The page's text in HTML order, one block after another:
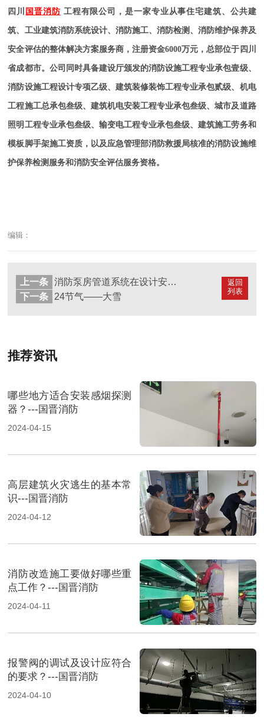
四川 国晋消防 工程有限公司，是一家专业从事住宅建筑、公共建
筑、工业建筑消防系统设计、消防施工、消防检测、消防维护保养及
安全评估的整体解决方案服务商，注册资金6000万元，总部位于四川
省成都市。公司同时具备建设厅颁发的消防设施工程专业承包壹级、
消防设施工程设计专项乙级、建筑装修装饰工程专业承包贰级、机电
工程施工总承包叁级、建筑机电安装工程专业承包叁级、城市及道路
照明工程专业承包叁级、输变电工程专业承包叁级、建筑施工劳务和
模板脚手架施工资质，以及应急管理部消防救援局核准的消防设施维
护保养检测服务和消防安全评估服务资格。
编辑：
返回
列表
上一条
消防泵房管道系统在设计安装的要求规范？---国晋消防
下一条
24节气——大雪
推荐资讯
哪些地方适合安装感烟探测
器？---国晋消防
2024-04-15
高层建筑火灾逃生的基本常
识---国晋消防
2024-04-12
消防改造施工要做好哪些重
点工作？---国晋消防
2024-04-11
报警阀的调试及设计应符合
的要求？---国晋消防
2024-04-10